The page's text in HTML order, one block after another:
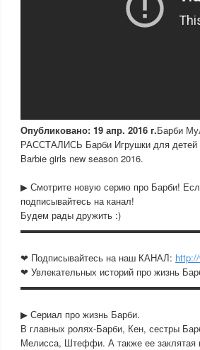
Опубликовано: 19 апр. 2016 г.Барби
РАССТАЛИСЬ Барби Игрушки для детей
Barbie girls new season 2016.
▶ Смотрите новую серию про Барби!
подписывайтесь на канал!
Будем рады дружить :)
❤ Подписывайтесь на наш КАНАЛ:
❤ Увлекательных историй про жизнь
▶ Сериал про жизнь Барби.
В главных ролях-Барби, Кен, сестры
Мелисса, Штеффи. А также ее заклятая